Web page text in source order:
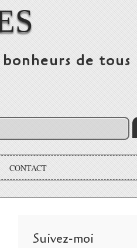
de tous
CONTACT
Suivez-moi